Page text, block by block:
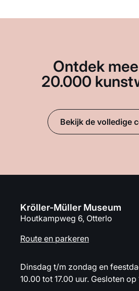
Ontdek
20.000
Bekijk de volledige
Kröller-Müller Museum
Houtkampweg 6, Otterlo
Route en parkeren
Dinsdag t/m zondag en
10.00 tot 17.00 uur. Gesloten op